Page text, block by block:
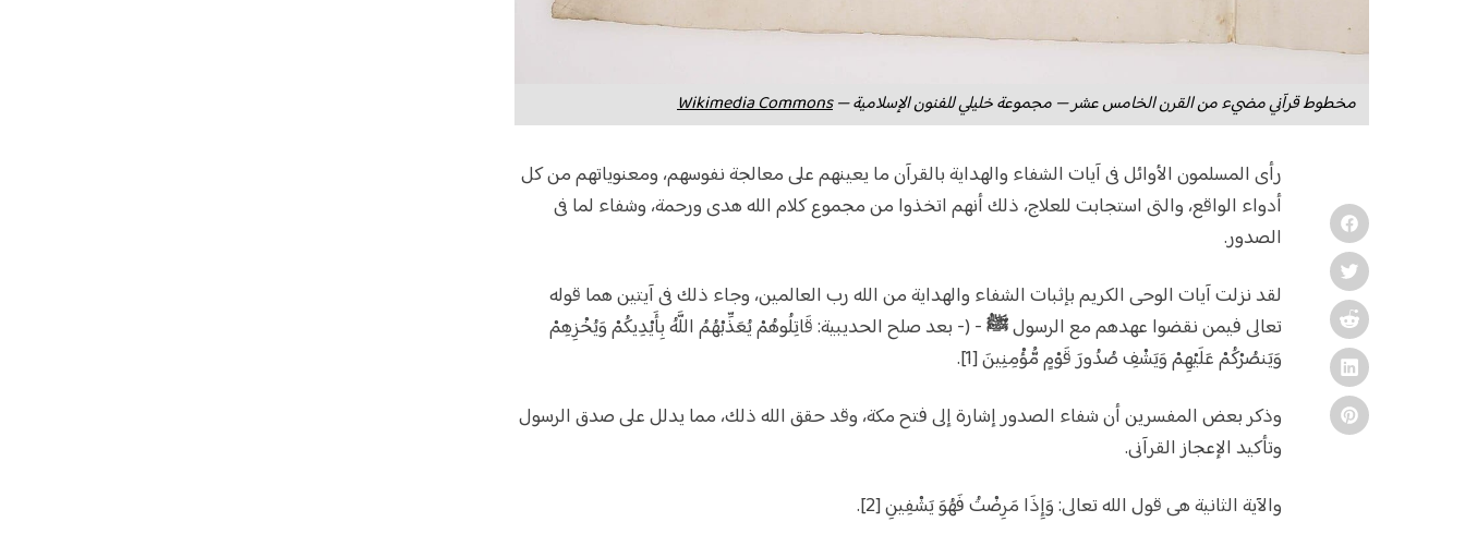
مخطوط قرآني مضيء من القرن الخامس عشر — مجموعة خليلي للفنون الإسلامية — Wikimedia Commons
رأى المسلمون الأوائل فى آيات الشفاء والهداية بالقرآن ما يعينهم على معالجة نفوسهم، ومعنوياتهم من كل
أدواء الواقع، والتى استجابت للعلاج، ذلك أنهم اتخذوا من مجموع كلام الله هدى ورحمة، وشفاء لما فى
الصدور.
لقد نزلت آيات الوحى الكريم بإثبات الشفاء والهداية من الله رب العالمين، وجاء ذلك فى آيتين هما قوله
تعالى فيمن نقضوا عهدهم مع الرسولﷺ- (- بعد صلح الحديبية: قَاتِلُوهُمْ يُعَذِّبْهُمُ اللَّهُ بِأَيْدِيكُمْ وَيُخْزِهِمْ
وَيَنصُرْكُمْ عَلَيْهِمْ وَيَشْفِ صُدُورَ قَوْمٍ مُّؤْمِنِينَ [1].
وذكر بعض المفسرين أن شفاء الصدور إشارة إلى فتح مكة، وقد حقق الله ذلك، مما يدلل على صدق الرسول
وتأكيد الإعجاز القرآنى.
والآية الثانية هى قول الله تعالى: وَإِذَا مَرِضْتُ فَهُوَ يَشْفِينِ [2].